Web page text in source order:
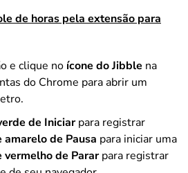
de horas pela extensão para
e clique no ícone do Jibble na
do Chrome para abrir um
de Iniciarpara registrar
amarelo de Pausa para iniciar uma
vermelho de Pararpara registrar